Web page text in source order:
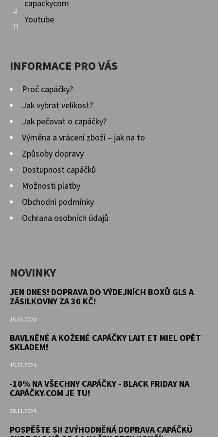
capackycom
Youtube
INFORMACE PRO VÁS
Proč capáčky?
Jak vybrat velikost?
Jak pečovat o capáčky?
Výměna a vrácení zboží – jak na to
Způsoby dopravy
Dostupnost capáčků
Možnosti platby
Obchodní podmínky
Ochrana osobních údajů
NOVINKY
JEN DNES! DOPRAVA DO VÝDEJNÍCH BOXŮ GLS A
ZÁSILKOVNY ZA 30 KČ!
15.12.2024
BAVLNĚNÉ A KOŽENÉ CAPÁČKY LAIT ET MIEL OPĚT
SKLADEM!
15.12.2024
-10% NA VŠECHNY CAPÁČKY - BLACK FRIDAY NA
CAPÁČKY.COM JE TU!
28.11.2024
POSPĚŠTE SI! ZVÝHODNĚNÁ DOPRAVA CAPÁČKŮ